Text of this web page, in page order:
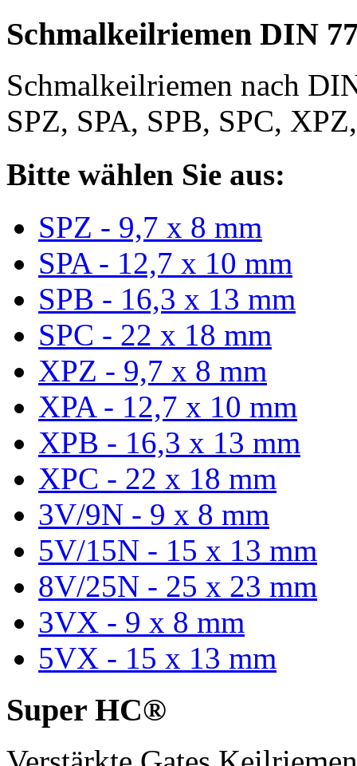
Schmalkeilriemen DIN
Schmalkeilriemen nach
SPZ, SPA, SPB, SPC,
Bitte wählen Sie aus:
SPZ - 9,7 x 8 mm
SPA - 12,7 x 10 mm
SPB - 16,3 x 13 mm
SPC - 22 x 18 mm
XPZ - 9,7 x 8 mm
XPA - 12,7 x 10 mm
XPB - 16,3 x 13 mm
XPC - 22 x 18 mm
3V/9N - 9 x 8 mm
5V/15N - 15 x 13 mm
8V/25N - 25 x 23 mm
3VX - 9 x 8 mm
5VX - 15 x 13 mm
Super HC®